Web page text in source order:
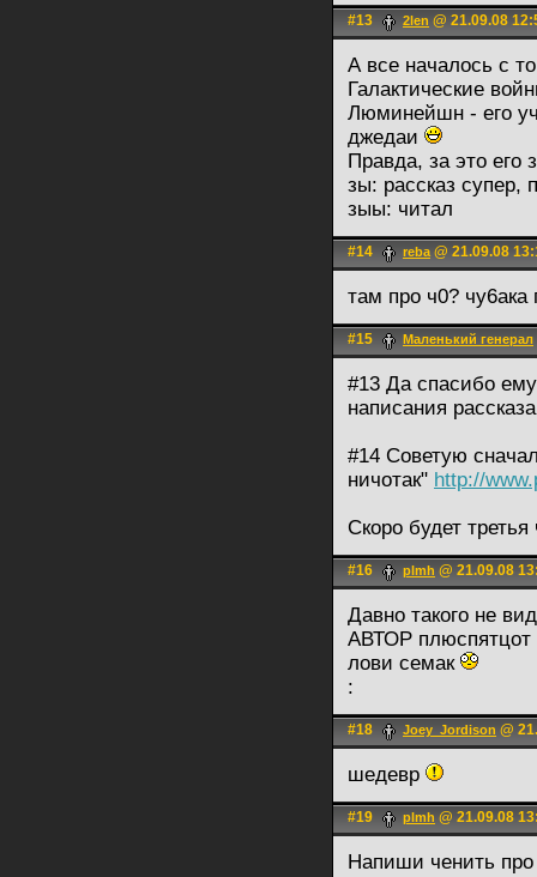
#13 2len @ 21.09.08
А все началось с
Галактические
Люминейшн - его
джедаи
Правда, за это его
зы: рассказ
зыы: читал
#14 reba@ 21.09.08
там про ч0? чу6ака
#15 Маленький генерал
#13 Да спасибо
написания
#14 Советую
ничотак" http://
Скоро будет третья
#16 plmh @ 21.09.08
Давно такого не
АВТОР плюспятцот
лови семак
:
#18 Joey_Jordison @
шедевр
#19 plmh @ 21.09.08
Напиши ченить